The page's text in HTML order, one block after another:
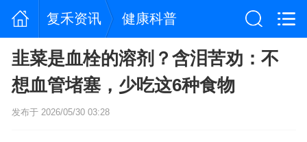
复禾资讯 健康科普
韭菜是血栓的溶剂？含泪苦劝：不
想血管堵塞，少吃这6种食物
发布于 2026/05/30 03:28